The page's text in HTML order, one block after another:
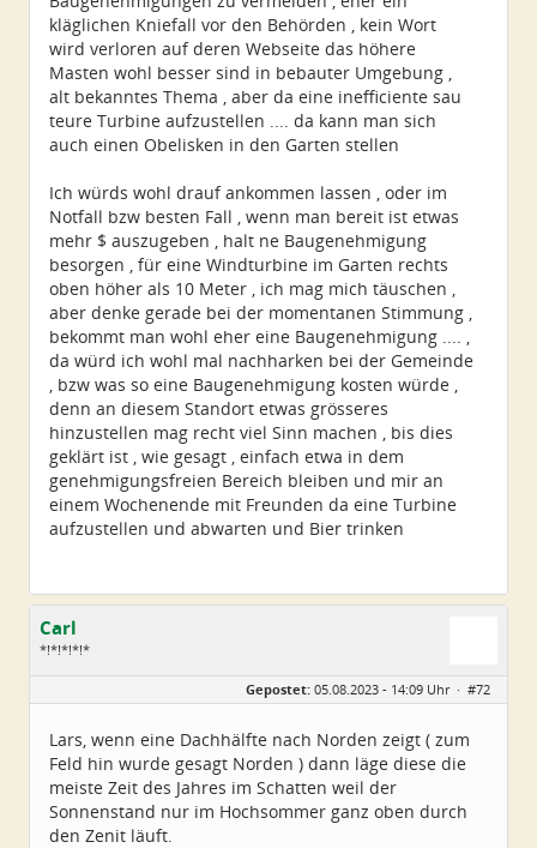
kläglichen Kniefall vor den Behörden , kein Wort
wird verloren auf deren Webseite das höhere
Masten wohl besser sind in bebauter Umgebung ,
alt bekanntes Thema , aber da eine inefficiente sau
teure Turbine aufzustellen .... da kann man sich
auch einen Obelisken in den Garten stellen
Ich würds wohl drauf ankommen lassen , oder im
Notfall bzw besten Fall , wenn man bereit ist etwas
mehr $ auszugeben , halt ne Baugenehmigung
besorgen , für eine Windturbine im Garten rechts
oben höher als 10 Meter , ich mag mich täuschen ,
aber denke gerade bei der momentanen Stimmung ,
bekommt man wohl eher eine Baugenehmigung .... ,
da würd ich wohl mal nachharken bei der Gemeinde
, bzw was so eine Baugenehmigung kosten würde ,
denn an diesem Standort etwas grösseres
hinzustellen mag recht viel Sinn machen , bis dies
geklärt ist , wie gesagt , einfach etwa in dem
genehmigungsfreien Bereich bleiben und mir an
einem Wochenende mit Freunden da eine Turbine
aufzustellen und abwarten und Bier trinken
Carl
*!*!*!*!*
Beiträge:
5224
Gepostet: 05.08.2023 - 14:09 Uhr · #72
Lars, wenn eine Dachhälfte nach Norden zeigt ( zum
Feld hin wurde gesagt Norden ) dann läge diese die
meiste Zeit des Jahres im Schatten weil der
Sonnenstand nur im Hochsommer ganz oben durch
den Zenit läuft.